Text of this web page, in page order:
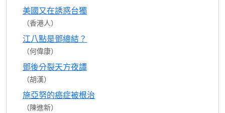
美國又在誘惑台獨
（香港人）
江八點是鄧總結？
（何偉康）
鄧後分裂天方夜譚
（胡漢）
施亞努的癌症被根治
（陳進新）